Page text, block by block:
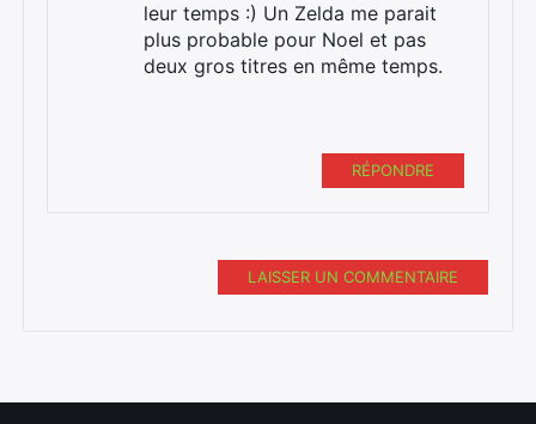
leur temps :) Un Zelda me parait
plus probable pour Noel et pas
deux gros titres en même temps.
RÉPONDRE
LAISSER UN COMMENTAIRE